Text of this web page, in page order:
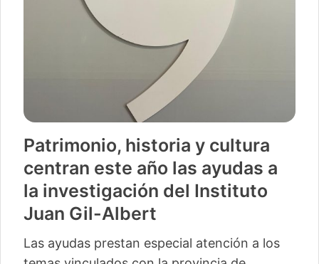
Patrimonio, historia y cultura
centran este año las ayudas a
la investigación del Instituto
Juan Gil-Albert
Las ayudas prestan especial atención a los